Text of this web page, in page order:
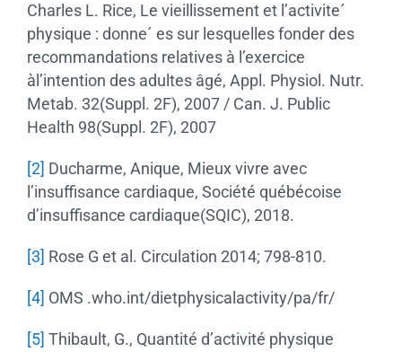
Charles L. Rice, Le vieillissement et l’activite´
physique : donne´ es sur lesquelles fonder des
recommandations relatives à l’exercice
àl’intention des adultes âgé, Appl. Physiol. Nutr.
Metab. 32(Suppl. 2F), 2007 / Can. J. Public
Health 98(Suppl. 2F), 2007
[2] Ducharme, Anique, Mieux vivre avec
l’insuffisance cardiaque, Société québécoise
d’insuffisance cardiaque(SQIC), 2018.
[3] Rose G et al. Circulation 2014; 798-810.
[4] OMS .who.int/dietphysicalactivity/pa/fr/
[5] Thibault, G., Quantité d’activité physique